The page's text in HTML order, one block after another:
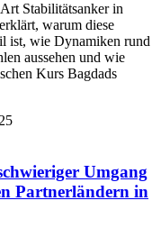
Stabilitätsanker in
warum diese
ist, wie Dynamiken rund
aussehen und wie
Kurs Bagdads
Umgang
Partnerländern in